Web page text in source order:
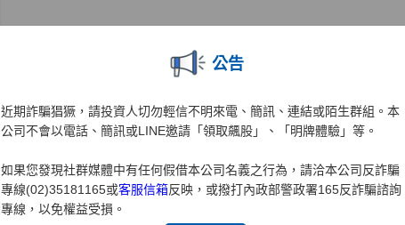
公告
近期詐騙猖獗，請投資人切勿輕信不明來電、簡訊、連結或陌生群組。本
公司不會以電話、簡訊或LINE邀請「領取飆股」、「明牌體驗」等。
如果您發現社群媒體中有任何假借本公司名義之行為，請洽本公司反詐騙
專線(02)35181165或客服信箱反映，或撥打內政部警政署165反詐騙諮詢
專線，以免權益受損。